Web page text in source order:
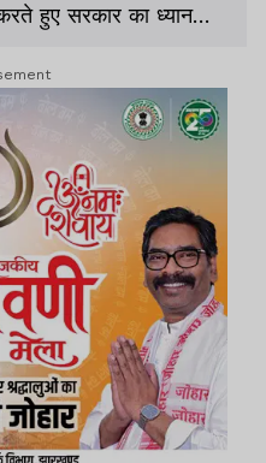
हुए सरकार का ध्यान